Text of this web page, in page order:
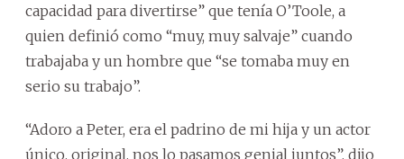
capacidad para divertirse” que tenía O’Toole, a
quien definió como “muy, muy salvaje” cuando
trabajaba y un hombre que “se tomaba muy en
serio su trabajo”.
“Adoro a Peter, era el padrino de mi hija y un actor
único, original, nos lo pasamos genial juntos”, dijo